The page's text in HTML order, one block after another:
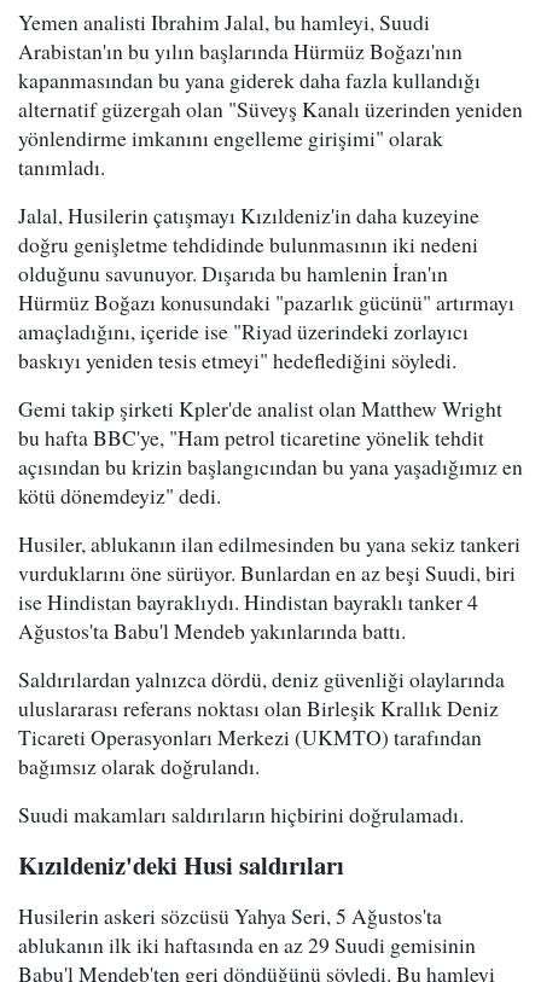
Yemen analisti Ibrahim Jalal, bu hamleyi, Suudi
Arabistan'ın bu yılın başlarında Hürmüz Boğazı'nın
kapanmasından bu yana giderek daha fazla kullandığı
alternatif güzergah olan "Süveyş Kanalı üzerinden yeniden
yönlendirme imkanını engelleme girişimi" olarak
tanımladı.
Jalal, Husilerin çatışmayı Kızıldeniz'in daha kuzeyine
doğru genişletme tehdidinde bulunmasının iki nedeni
olduğunu savunuyor. Dışarıda bu hamlenin İran'ın
Hürmüz Boğazı konusundaki "pazarlık gücünü" artırmayı
amaçladığını, içeride ise "Riyad üzerindeki zorlayıcı
baskıyı yeniden tesis etmeyi" hedeflediğini söyledi.
Gemi takip şirketi Kpler'de analist olan Matthew Wright
bu hafta BBC'ye, "Ham petrol ticaretine yönelik tehdit
açısından bu krizin başlangıcından bu yana yaşadığımız en
kötü dönemdeyiz" dedi.
Husiler, ablukanın ilan edilmesinden bu yana sekiz tankeri
vurduklarını öne sürüyor. Bunlardan en az beşi Suudi, biri
ise Hindistan bayraklıydı. Hindistan bayraklı tanker 4
Ağustos'ta Babu'l Mendeb yakınlarında battı.
Saldırılardan yalnızca dördü, deniz güvenliği olaylarında
uluslararası referans noktası olan Birleşik Krallık Deniz
Ticareti Operasyonları Merkezi (UKMTO) tarafından
bağımsız olarak doğrulandı.
Suudi makamları saldırıların hiçbirini doğrulamadı.
Kızıldeniz'deki Husi saldırıları
Husilerin askeri sözcüsü Yahya Seri, 5 Ağustos'ta
ablukanın ilk iki haftasında en az 29 Suudi gemisinin
Babu'l Mendeb'ten geri döndüğünü söyledi. Bu hamleyi